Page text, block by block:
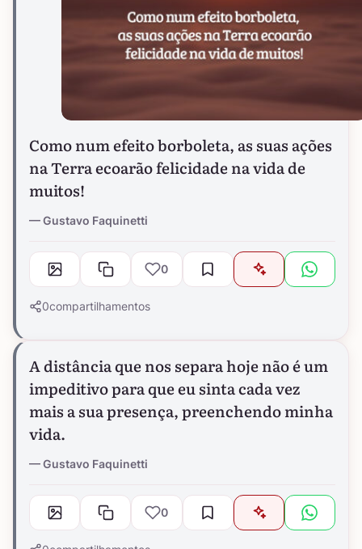
Como num efeito borboleta, as suas ações
na Terra ecoarão felicidade na vida de
muitos!
Gustavo Faquinetti
0
0compartilhamentos
A distância que nos separa hoje não é um
impeditivo para que eu sinta cada vez
mais a sua presença, preenchendo minha
vida.
Gustavo Faquinetti
0